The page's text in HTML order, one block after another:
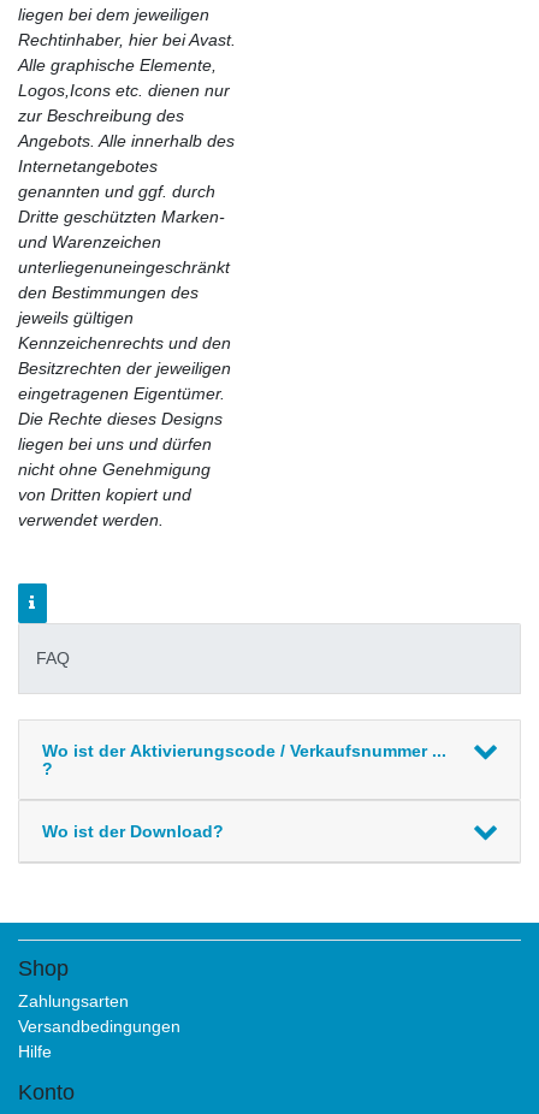
liegen bei dem jeweiligen
Rechtinhaber, hier bei Avast.
Alle graphische Elemente,
Logos,Icons etc. dienen nur
zur Beschreibung des
Angebots. Alle innerhalb des
Internetangebotes
genannten und ggf. durch
Dritte geschützten Marken-
und Warenzeichen
unterliegenuneingeschränkt
den Bestimmungen des
jeweils gültigen
Kennzeichenrechts und den
Besitzrechten der jeweiligen
eingetragenen Eigentümer.
Die Rechte dieses Designs
liegen bei uns und dürfen
nicht ohne Genehmigung
von Dritten kopiert und
verwendet werden.
FAQ
Wo ist der Aktivierungscode / Verkaufsnummer ...
?
Wo ist der Download?
Shop
Zahlungsarten
Versandbedingungen
Hilfe
Konto